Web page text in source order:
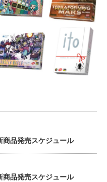
商品発売スケジュール
商品発売スケジュール